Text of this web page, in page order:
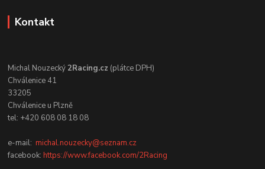
Kontakt
Michal Nouzecký2Racing.cz (plátce DPH)
Chválenice 41
33205
Chválenice u Plzně
tel: +420 608 08 18 08
e-mail:michal.nouzecky@seznam.cz
facebook:https://www.facebook.com/2Racing